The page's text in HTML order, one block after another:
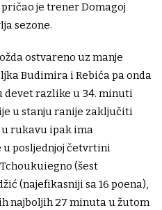
je trener Domagoj
sezone.
ostvareno uz manje
Budimira i Rebića pa onda
devet razlike u 34. minuti
u stanju ranije zaključiti
u rukavu ipak ima
u posljednjoj četvrtini
(šest
(najefikasniji sa 16 poena),
najboljih 27 minuta u žutom